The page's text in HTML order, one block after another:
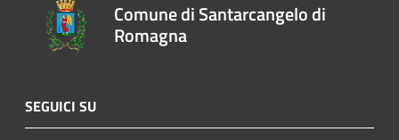
Comune di Santarcangelo di
Romagna
SEGUICI SU